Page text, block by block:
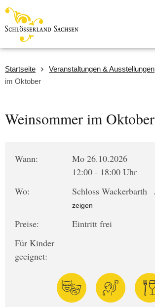
Startseite Veranstaltungen & Ausstellungen
im Oktober
Weinsommer im Oktober
Wann:
Mo 26.10.2026
12:00 - 18:00 Uhr
Wo:
Schloss Wackerbarth
zeigen
Preise:
Eintritt frei
Für Kinder
geeignet: